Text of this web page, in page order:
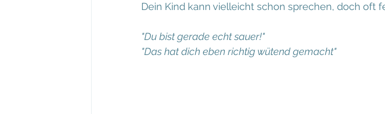
Dein Kind kann vielleicht schon sprechen, doch oft
"Du bist gerade echt sauer!"
"Das hat dich eben richtig wütend gemacht"